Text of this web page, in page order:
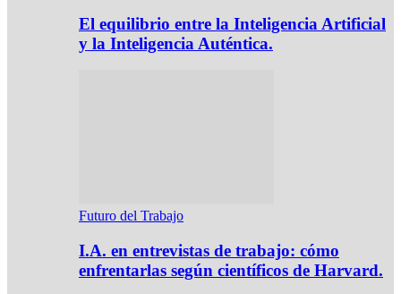
El equilibrio entre la Inteligencia Artificial
y la Inteligencia Auténtica.
Futuro del Trabajo
I.A. en entrevistas de trabajo: cómo
enfrentarlas según científicos de Harvard.